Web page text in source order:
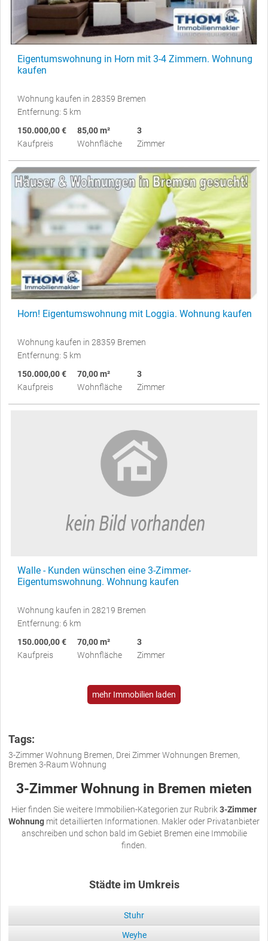
Eigentumswohnung in Horn mit 3-4 Zimmern. Wohnung
kaufen
Wohnung kaufen in 28359 Bremen
Entfernung: 5 km
150.000,00 €
Kaufpreis
85,00 m²
Wohnfläche
3
Zimmer
Horn! Eigentumswohnung mit Loggia. Wohnung kaufen
Wohnung kaufen in 28359 Bremen
Entfernung: 5 km
150.000,00 €
Kaufpreis
70,00 m²
Wohnfläche
3
Zimmer
Walle - Kunden wünschen eine 3-Zimmer-
Eigentumswohnung. Wohnung kaufen
Wohnung kaufen in 28219 Bremen
Entfernung: 6 km
150.000,00 €
Kaufpreis
70,00 m²
Wohnfläche
3
Zimmer
mehr Immobilien laden
Tags:
3-Zimmer Wohnung Bremen, Drei Zimmer Wohnungen Bremen,
Bremen 3-Raum Wohnung
3-Zimmer Wohnung in Bremen mieten
Hier finden Sie weitere Immobilien-Kategorien zur Rubrik3-Zimmer
Wohnung mit detaillierten Informationen. Makler oder Privatanbieter
anschreiben und schon bald im Gebiet Bremen eine Immobilie
finden.
Städte im Umkreis
Stuhr
Weyhe